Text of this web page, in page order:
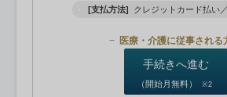
[支払方法] クレジットカード払い
医療・介護に従事される
手続きへ進む
（開始月無料） ※2